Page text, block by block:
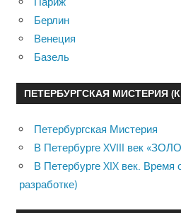
Берлин
Венеция
Базель
ПЕТЕРБУРГСКАЯ МИСТЕРИЯ
Петербургская Мистерия
В Петербурге XVIII век
В Петербурге XIX век.
разработке)